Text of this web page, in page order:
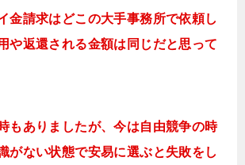
金請求はどこの大手事務所で依頼し
や返還される金額は同じだと思って
もありましたが、今は自由競争の時
がない状態で安易に選ぶと失敗をし